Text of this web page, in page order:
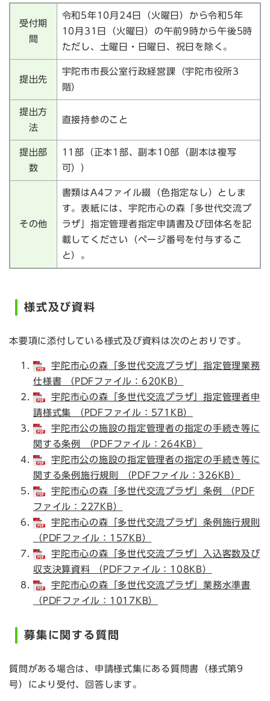
受付期
間
令和5年10月24日（火曜日）から令和5年
10月31日（火曜日）の午前9時から午後5時
ただし、土曜日・日曜日、祝日を除く。
提出先
宇陀市市長公室行政経営課（宇陀市役所3
階）
提出方
法
直接持参のこと
提出部
数
11部（正本1部、副本10部（副本は複写
可））
その他
書類はA4ファイル綴（色指定なし）としま
す。表紙には、宇陀市心の森「多世代交流プ
ラザ」指定管理者指定申請書及び団体名を記
載してください（ページ番号を付与するこ
と）。
様式及び資料
本要項に添付している様式及び資料は次のとおりです。
宇陀市心の森「多世代交流プラザ」指定管理業務
仕様書 （PDFファイル：620KB）
宇陀市心の森「多世代交流プラザ」指定管理者申
請様式集 （PDFファイル：571KB）
宇陀市公の施設の指定管理者の指定の手続き等に
関する条例 （PDFファイル：264KB）
宇陀市公の施設の指定管理者の指定の手続き等に
関する条例施行規則 （PDFファイル：326KB）
宇陀市心の森「多世代交流プラザ」条例 （PDF
ファイル：227KB）
宇陀市心の森「多世代交流プラザ」条例施行規則
（PDFファイル：157KB）
宇陀市心の森「多世代交流プラザ」入込客数及び
収支決算資料 （PDFファイル：108KB）
宇陀市心の森「多世代交流プラザ」業務水準書
（PDFファイル：1017KB）
募集に関する質問
質問がある場合は、申請様式集にある質問書（様式第9
号）により受付、回答します。